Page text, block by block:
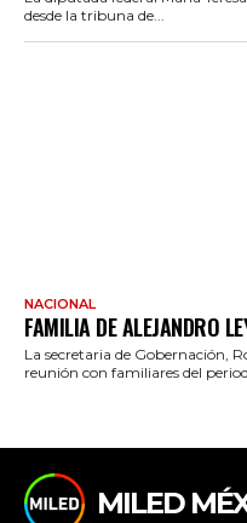
desde la tribuna de...
NACIONAL
FAMILIA DE ALEJANDRO
La secretaria de Gobernación,
reunión con familiares del
MILED